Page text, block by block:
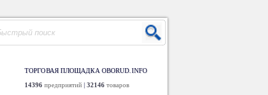
ТОРГОВАЯ ПЛОЩАДКА OBORUD.INFO
14396 предприятий | 32146 товаров